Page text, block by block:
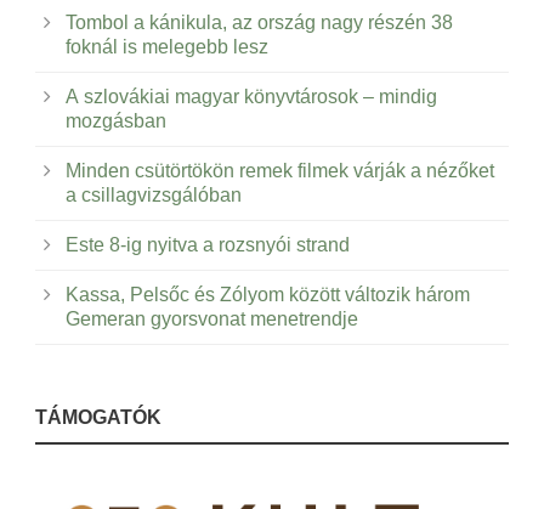
Tombol a kánikula, az ország nagy részén 38
foknál is melegebb lesz
A szlovákiai magyar könyvtárosok – mindig
mozgásban
Minden csütörtökön remek filmek várják a nézőket
a csillagvizsgálóban
Este 8-ig nyitva a rozsnyói strand
Kassa, Pelsőc és Zólyom között változik három
Gemeran gyorsvonat menetrendje
TÁMOGATÓK